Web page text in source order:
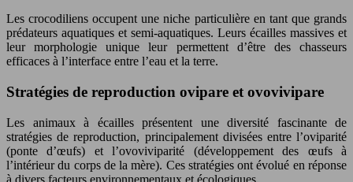
Les crocodiliens occupent une niche particulière en tant que grands
prédateurs aquatiques et semi-aquatiques. Leurs écailles massives et
leur morphologie unique leur permettent d’être des chasseurs
efficaces à l’interface entre l’eau et la terre.
Stratégies de reproduction ovipare et ovovivipare
Les animaux à écailles présentent une diversité fascinante de
stratégies de reproduction, principalement divisées entre l’oviparité
(ponte d’œufs) et l’ovoviviparité (développement des œufs à
l’intérieur du corps de la mère). Ces stratégies ont évolué en réponse
à divers facteurs environnementaux et écologiques.